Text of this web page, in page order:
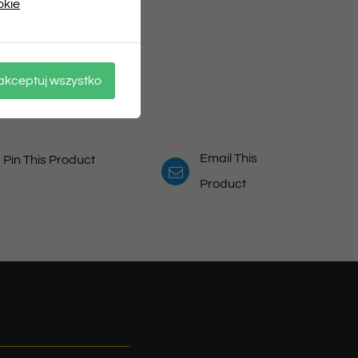
Pin This Product
Email This
Product
wszystko